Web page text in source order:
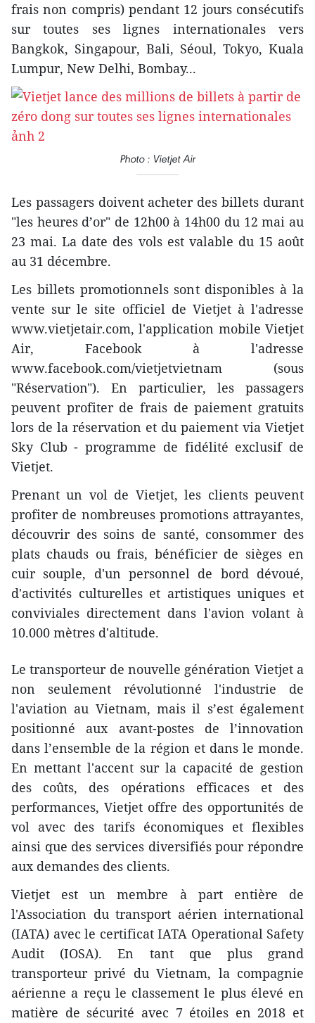
frais non compris) pendant 12 jours consécutifs
sur toutes ses lignes internationales vers
Bangkok, Singapour, Bali, Séoul, Tokyo, Kuala
Lumpur, New Delhi, Bombay...
Photo : Vietjet Air
Les passagers doivent acheter des billets durant
"les heures d’or" de 12h00 à 14h00 du 12 mai au
23 mai. La date des vols est valable du 15 août
au 31 décembre.
Les billets promotionnels sont disponibles à la
vente sur le site officiel de Vietjet à l'adresse
www.vietjetair.com, l'application mobile Vietjet
Air, Facebook à l'adresse
www.facebook.com/vietjetvietnam (sous
"Réservation"). En particulier, les passagers
peuvent profiter de frais de paiement gratuits
lors de la réservation et du paiement via Vietjet
Sky Club - programme de fidélité exclusif de
Vietjet.
Prenant un vol de Vietjet, les clients peuvent
profiter de nombreuses promotions attrayantes,
découvrir des soins de santé, consommer des
plats chauds ou frais, bénéficier de sièges en
cuir souple, d'un personnel de bord dévoué,
d'activités culturelles et artistiques uniques et
conviviales directement dans l'avion volant à
10.000 mètres d'altitude.
Le transporteur de nouvelle génération Vietjet a
non seulement révolutionné l'industrie de
l'aviation au Vietnam, mais il s’est également
positionné aux avant-postes de l’innovation
dans l’ensemble de la région et dans le monde.
En mettant l'accent sur la capacité de gestion
des coûts, des opérations efficaces et des
performances, Vietjet offre des opportunités de
vol avec des tarifs économiques et flexibles
ainsi que des services diversifiés pour répondre
aux demandes des clients.
Vietjet est un membre à part entière de
l'Association du transport aérien international
(IATA) avec le certificat IATA Operational Safety
Audit (IOSA). En tant que plus grand
transporteur privé du Vietnam, la compagnie
aérienne a reçu le classement le plus élevé en
matière de sécurité avec 7 étoiles en 2018 et